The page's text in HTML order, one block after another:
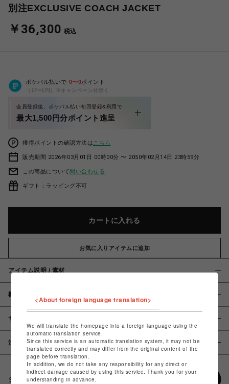
別注EXCLUSIVE COACH JACKET
￥36,300 税込
ポケパル払いで 0〜0ポイント
（1P=1円）※キャンペーン分除く
会員登録後、ポケパル払い初回登録&利用で
最大1,500円分ポイント進呈
獲得ポイントの確認方法は こちら
販売期間 2026年03月01日 00時00分 〜 2050年02月14日 23時59分
この商品について問い合わせる
ギフト：ラッピング不可
カートに入れる
お気に入りアイテムに追加
アイテム説明 / 素材
概要
サイズ
注意事項
シェアする
<About foreign language translation>
We will translate the homepage into a foreign language using the
automatic translation service.
Since this service is an automatic translation system, it may not be
translated correctly and may differ from the original content of the
page before translation.
In addition, we do not take any responsibility for any direct or
indirect damage caused by using this service. Thank you for your
understanding in advance.